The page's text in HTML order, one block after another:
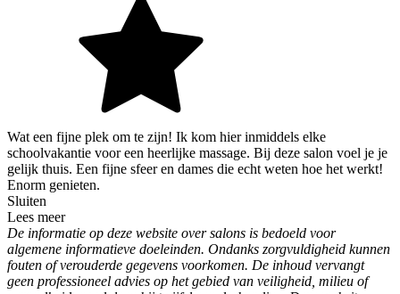
Wat een fijne plek om te zijn! Ik kom hier inmiddels elke
schoolvakantie voor een heerlijke massage. Bij deze salon voel je je
gelijk thuis. Een fijne sfeer en dames die echt weten hoe het werkt!
Enorm genieten.
Sluiten
Lees meer
De informatie op deze website over salons is bedoeld voor
algemene informatieve doeleinden. Ondanks zorgvuldigheid kunnen
fouten of verouderde gegevens voorkomen. De inhoud vervangt
geen professioneel advies op het gebied van veiligheid, milieu of